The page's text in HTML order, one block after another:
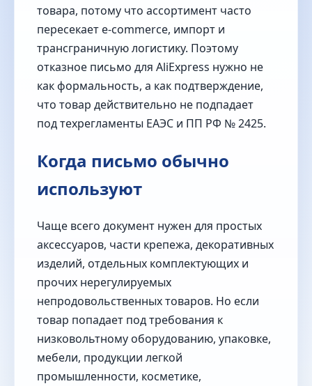
товара, потому что ассортимент часто
пересекает e-commerce, импорт и
трансграничную логистику. Поэтому
отказное письмо для AliExpress нужно не
как формальность, а как подтверждение,
что товар действительно не подпадает
под техрегламенты ЕАЭС и ПП РФ № 2425.
Когда письмо обычно
используют
Чаще всего документ нужен для простых
аксессуаров, части крепежа, декоративных
изделий, отдельных комплектующих и
прочих нерегулируемых
непродовольственных товаров. Но если
товар попадает под требования к
низковольтному оборудованию, упаковке,
мебели, продукции легкой
промышленности, косметике,